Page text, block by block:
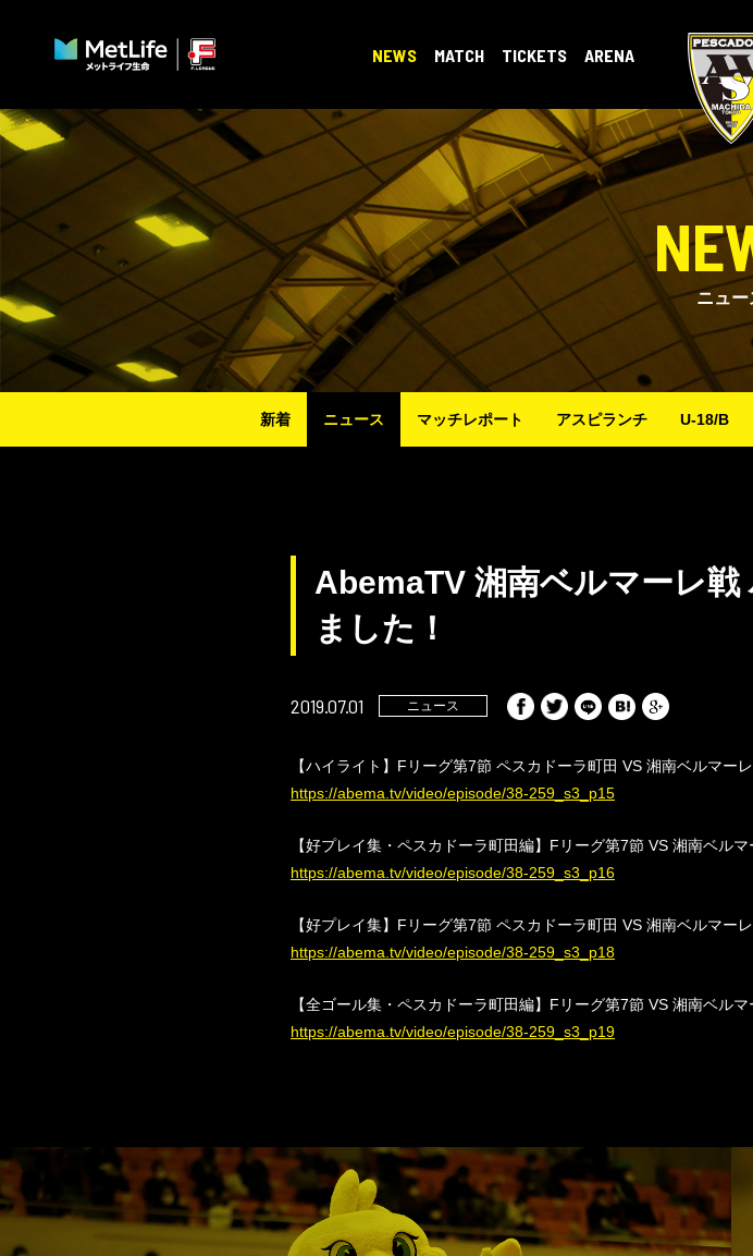
NEWS MATCH TICKETS ARENA
ニュー
新着 ニュース マッチレポート アスピランチ U-18/B
AbemaTV 湘南ベルマーレ
ました！
2019.07.01 ニュース
【ハイライト】Fリーグ第7節 ペスカドーラ町田 VS 湘南ベルマーレ
https://abema.tv/video/episode/38-259_s3_p15
【好プレイ集・ペスカドーラ町田編】Fリーグ第7節 VS 湘南ベルマ
https://abema.tv/video/episode/38-259_s3_p16
【好プレイ集】Fリーグ第7節 ペスカドーラ町田 VS 湘南ベルマーレ
https://abema.tv/video/episode/38-259_s3_p18
【全ゴール集・ペスカドーラ町田編】Fリーグ第7節 VS 湘南ベルマ
https://abema.tv/video/episode/38-259_s3_p19